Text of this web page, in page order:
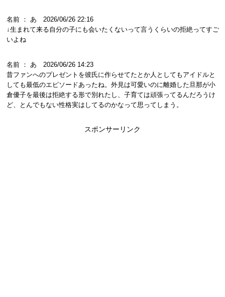
名前 ： あ 2026/06/26 22:16
↓生まれて来る自分の子にも会いたくないって言うくらいの拒絶ってすご
いよね
名前 ： あ 2026/06/26 14:23
昔ファンへのプレゼントを彼氏に作らせてたとか人としてもアイドルと
しても最低のエピソードあったね。外見は可愛いのに離婚した旦那が小
倉優子を最後は拒絶する形で別れたし、子育ては頑張ってるんだろうけ
ど、とんでもない性格実はしてるのかなって思ってしまう。
スポンサーリンク